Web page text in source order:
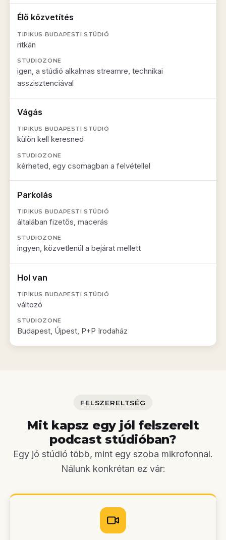
Élő közvetítés
ritkán
igen, a stúdió alkalmas streamre, technikai
asszisztenciával
Vágás
külön kell keresned
kérheted, egy csomagban a felvétellel
Parkolás
általában fizetős, macerás
ingyen, közvetlenül a bejárat mellett
Hol van
változó
Budapest, Újpest, P+P Irodaház
FELSZERELTSÉG
Mit kapsz egy jól felszerelt
podcast stúdióban?
Egy jó stúdió több, mint egy szoba mikrofonnal.
Nálunk konkrétan ez vár: